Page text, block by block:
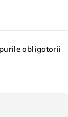
obligatorii